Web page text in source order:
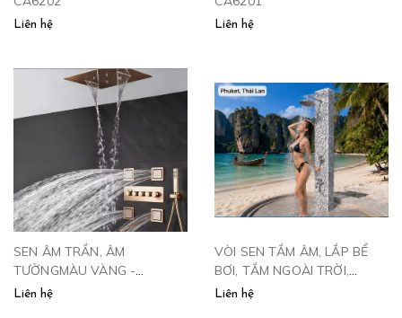
Liên hệ Liên hệ
SEN ÂM TRẦN, ÂM
TƯỜNGMÀU VÀNG -
SAT4VP
Liên hệ
VÒI SEN TẮM ÂM, LẮP BỂ
BƠI, TẮM NGOÀI TRỜI,
VƯỜN, GẮN CỘT- SNT102
Liên hệ